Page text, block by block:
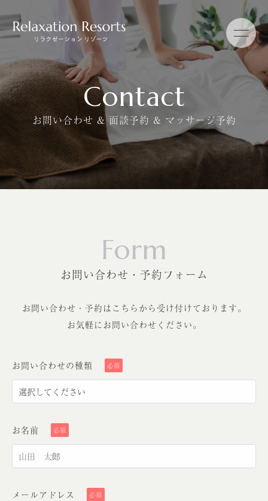
Contact
お問い合わせ & 面談予約 & マッサージ予約
Form
お問い合わせ・予約フォーム
お問い合わせ・予約はこちらから受け付けております。
お気軽にお問い合わせください。
お問い合わせの種類 必須
お名前 必須
メールアドレス 必須